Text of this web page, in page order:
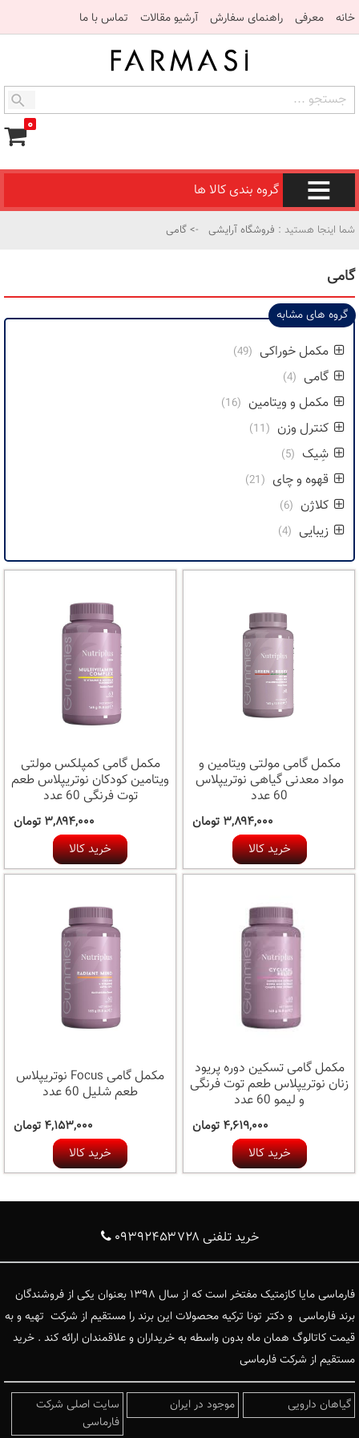
خانه معرفی راهنمای سفارش آرشیو مقالات تماس با ما
۰
گروه بندی کالا ها
شما اینجا هستید : فروشگاه آرایشی -> گامی
گامی
گروه های مشابه
مکمل خوراکی (49)
گامی (4)
مکمل و ویتامین (16)
کنترل وزن (11)
شِیک (5)
قهوه و چای (21)
کلاژن (6)
زیبایی (4)
مکمل گامی مولتی ویتامین و
مواد معدنی گیاهی نوتریپلاس
60 عدد
۳,۸۹۴,۰۰۰ تومان
خرید کالا
مکمل گامی کمپلکس مولتی
ویتامین کودکان نوتریپلاس طعم
توت فرنگی 60 عدد
۳,۸۹۴,۰۰۰ تومان
خرید کالا
مکمل گامی تسکین دوره پریود
زنان نوتریپلاس طعم توت فرنگی
و لیمو 60 عدد
۴,۶۱۹,۰۰۰ تومان
خرید کالا
مکمل گامی Focus نوتریپلاس
طعم شلیل 60 عدد
۴,۱۵۳,۰۰۰ تومان
خرید کالا
خرید تلفنی ۰۹۳۹۲۴۵۳۷۲۸
فارماسی مایا کازمتیک مفتخر است که از سال ۱۳۹۸ بعنوان یکی از فروشندگان
برند فارماسی و دکتر تونا ترکیه محصولات این برند را مستقیم از شرکت تهیه و به
قیمت کاتالوگ همان ماه بدون واسطه به خریداران و علاقمندان ارائه کند . خرید
مستقیم از شرکت فارماسی
گیاهان دارویی موجود در ایران
سایت اصلی شرکت
فارماسی